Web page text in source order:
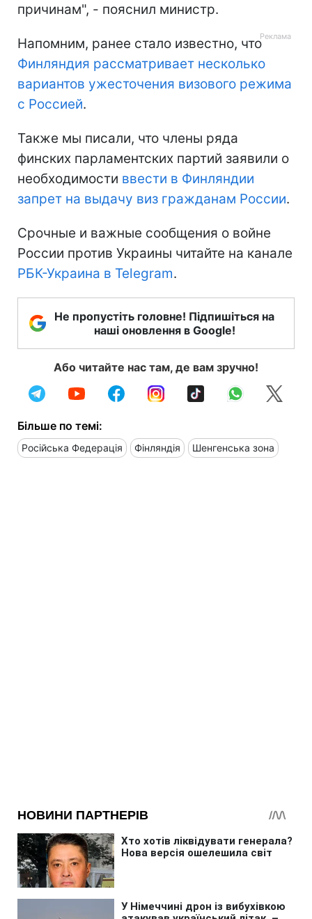
причинам", - пояснил министр.
Напомним, ранее стало известно, что
Финляндия рассматривает несколько
вариантов ужесточения визового режима
с Россией.
Также мы писали, что члены ряда
финских парламентских партий заявили о
необходимости ввести в Финляндии
запрет на выдачу виз гражданам России.
Срочные и важные сообщения о войне
России против Украины читайте на канале
РБК-Украина в Telegram.
Не пропустіть головне! Підпишіться на
наші оновлення в Google!
Або читайте нас там, де вам зручно!
Більше по темі:
Російська Федерація Фінляндія Шенгенська зона